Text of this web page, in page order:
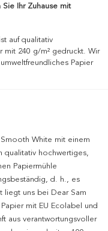
Ihr Zuhause mit
auf qualitativ
mit 240 g/m² gedruckt. Wir
Papier
White mit einem
qualitativ hochwertiges,
Papiermühle
d. h., es
liegt uns bei Dear Sam
mit EU Ecolabel und
aus verantwortungsvoller